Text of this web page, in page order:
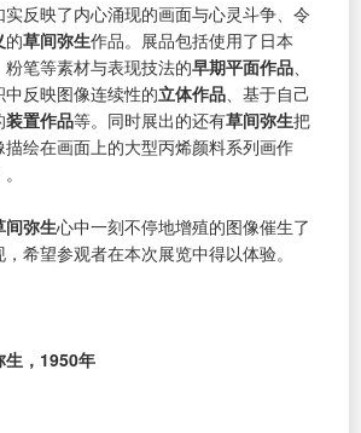
反映了内心涌现的画面与心灵斗争、令
的草间弥生作品。展品包括使用了日本
笔等素材与表现技法的早期平面作品、
反映图像连续性的立体作品、基于自己
装置作品等。同时展出的还有草间弥生把
绘在画面上的大型丙烯颜料系列画作
。
间弥生心中一刻不停地增殖的图像催生了
希望参观者在本次展览中得以体验。
生，1950年